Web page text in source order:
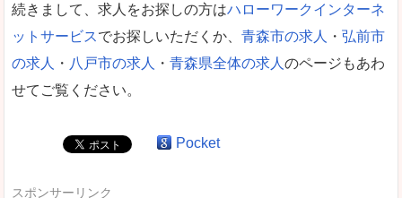
続きまして、求人をお探しの方はハローワークインターネ
ットサービスでお探しいただくか、 青森市の求人 ・ 弘前市
の求人
・ 八戸市の求人 ・ 青森県全体の求人 のページもあわ
せてご覧ください。
Pocket
スポンサーリンク